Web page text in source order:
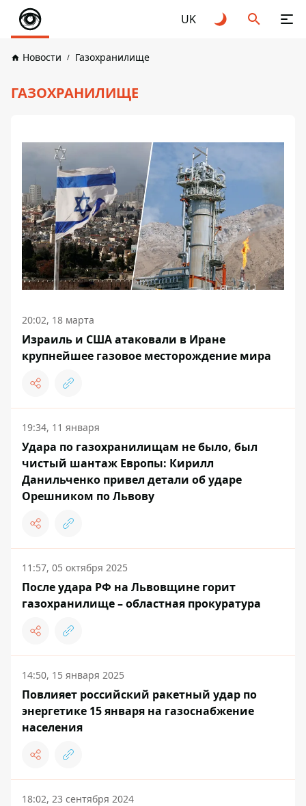
UK
Новости Газохранилище
ГАЗОХРАНИЛИЩЕ
20:02, 18 марта
Израиль и США атаковали в Иране
крупнейшее газовое месторождение мира
19:34, 11 января
Удара по газохранилищам не было, был
чистый шантаж Европы: Кирилл
Данильченко привел детали об ударе
Орешником по Львову
11:57, 05 октября 2025
После удара РФ на Львовщине горит
газохранилище – областная прокуратура
14:50, 15 января 2025
Повлияет российский ракетный удар по
энергетике 15 января на газоснабжение
населения
18:02, 23 сентября 2024